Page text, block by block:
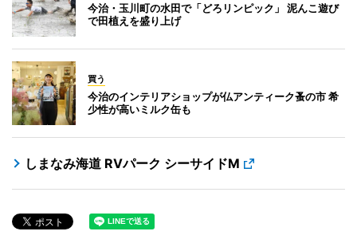
今治・玉川町の水田で「どろリンピック」 泥んこ遊び
で田植えを盛り上げ
買う
今治のインテリアショップが仏アンティーク蚤の市 希
少性が高いミルク缶も
しまなみ海道 RVパーク シーサイドM